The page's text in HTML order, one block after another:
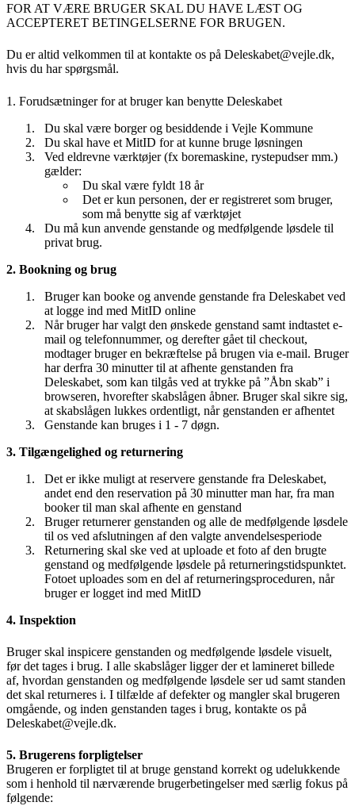
FOR AT VÆRE BRUGER SKAL DU HAVE LÆST OG
ACCEPTERET BETINGELSERNE FOR BRUGEN.
Du er altid velkommen til at kontakte os på Deleskabet@vejle.dk,
hvis du har spørgsmål.
1. Forudsætninger for at bruger kan benytte Deleskabet
Du skal være borger og besiddende i Vejle Kommune
Du skal have et MitID for at kunne bruge løsningen
Ved eldrevne værktøjer (fx boremaskine, rystepudser mm.)
gælder:
Du skal være fyldt 18 år
Det er kun personen, der er registreret som bruger,
som må benytte sig af værktøjet
Du må kun anvende genstande og medfølgende løsdele til
privat brug.
2. Bookning og brug
Bruger kan booke og anvende genstande fra Deleskabet ved
at logge ind med MitID online
Når bruger har valgt den ønskede genstand samt indtastet e-
mail og telefonnummer, og derefter gået til checkout,
modtager bruger en bekræftelse på brugen via e-mail. Bruger
har derfra 30 minutter til at afhente genstanden fra
Deleskabet, som kan tilgås ved at trykke på ”Åbn skab” i
browseren, hvorefter skabslågen åbner. Bruger skal sikre sig,
at skabslågen lukkes ordentligt, når genstanden er afhentet
Genstande kan bruges i 1 - 7 døgn.
3. Tilgængelighed og returnering
Det er ikke muligt at reservere genstande fra Deleskabet,
andet end den reservation på 30 minutter man har, fra man
booker til man skal afhente en genstand
Bruger returnerer genstanden og alle de medfølgende løsdele
til os ved afslutningen af den valgte anvendelsesperiode
Returnering skal ske ved at uploade et foto af den brugte
genstand og medfølgende løsdele på returneringstidspunktet.
Fotoet uploades som en del af returneringsproceduren, når
bruger er logget ind med MitID
4. Inspektion
Bruger skal inspicere genstanden og medfølgende løsdele visuelt,
før det tages i brug. I alle skabslåger ligger der et lamineret billede
af, hvordan genstanden og medfølgende løsdele ser ud samt standen
det skal returneres i. I tilfælde af defekter og mangler skal brugeren
omgående, og inden genstanden tages i brug, kontakte os på
Deleskabet@vejle.dk.
5. Brugerens forpligtelser
Brugeren er forpligtet til at bruge genstand korrekt og udelukkende
som i henhold til nærværende brugerbetingelser med særlig fokus på
følgende: